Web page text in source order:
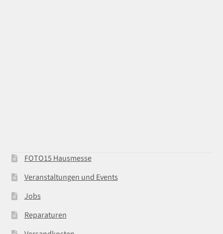
FOTO15 Hausmesse
Veranstaltungen und Events
Jobs
Reparaturen